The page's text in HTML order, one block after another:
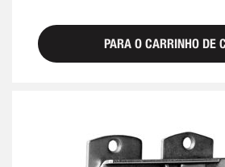
PARA O CARRINHO DE